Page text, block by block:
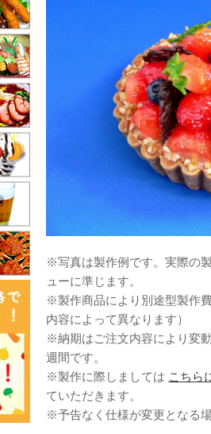
※写真は製作例です。実際の
ューに準じます。
※製作商品により別途型製作
内容によって異なります）
※納期はご注文内容により変
週間です。
※製作に際しましては こちら
ていただきます。
※予告なく仕様が変更となる